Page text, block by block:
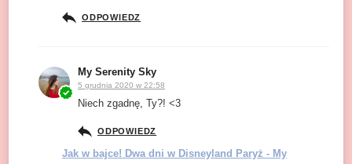
ODPOWIEDZ
My Serenity Sky
5 grudnia 2020 w 22:58
Niech zgadnę, Ty?! <3
ODPOWIEDZ
Jak w bajce! Dwa dni w Disneyland Paryż - My